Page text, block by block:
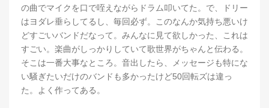
の曲でマイクを口で咥えながらドラム叩いてた。で、ドリー
はヨダレ垂らしてるし、毎回必ず。このなんか気持ち悪いけ
どすごいバンドだなって。みんなに見て欲しかった、これは
すごい。楽曲がしっかりしていて歌世界がちゃんと伝わる。
そこは一番大事なところ。音出したら、メッセージも特にな
い騒ぎたいだけのバンドも多かったけど50回転ズは違っ
た。よく作ってある。